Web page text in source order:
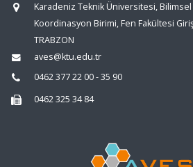
Karadeniz Teknik Üniversitesi,
Koordinasyon Birimi, Fen Fakültesi
TRABZON
aves@ktu.edu.tr
0462 377 22 00 - 35 90
0462 325 34 84